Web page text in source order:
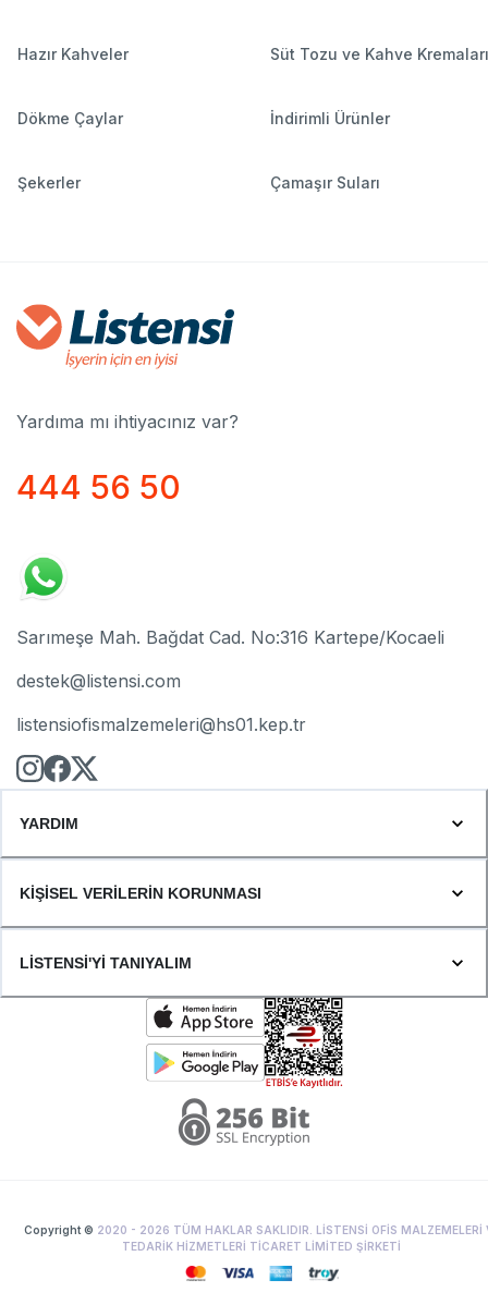
Hazır Kahveler Süt Tozu ve Kahve Kremaları
Dökme Çaylar İndirimli Ürünler
Şekerler Çamaşır Suları
Yardıma mı ihtiyacınız var?
444 56 50
Sarımeşe Mah. Bağdat Cad. No:316 Kartepe/Kocaeli
destek@listensi.com
listensiofismalzemeleri@hs01.kep.tr
YARDIM
KİŞİSEL VERİLERİN KORUNMASI
LİSTENSİ'Yİ TANIYALIM
Copyright © 2020 - 2026 TÜM HAKLAR SAKLIDIR. LİSTENSİ OFİS MALZEMELERİ
TEDARİK HİZMETLERİ TİCARET LİMİTED ŞİRKETİ